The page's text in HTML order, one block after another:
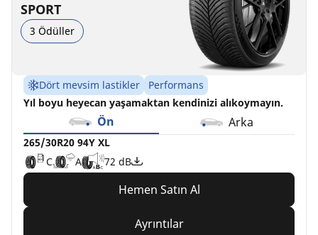
SPORT
3 Ödüller
Dört mevsim lastikler
Performans
Yıl boyu heyecan yaşamaktan kendinizi alıkoymayın.
Ön Arka
265/30R20 94Y XL
C
A 72 dB
Hemen Satın Al
Ayrıntılar